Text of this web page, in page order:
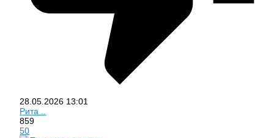
28.05.2026 13:01
Рита ..
859
50